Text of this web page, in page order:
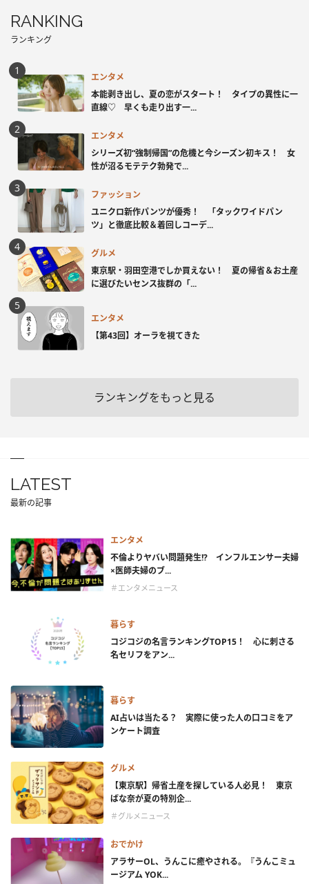
RANKING
ランキング
エンタメ
本能剥き出し、夏の恋がスタート！ タイプの異性に一
直線♡ 早くも走り出す一...
エンタメ
シリーズ初“強制帰国”の危機と今シーズン初キス！ 女
性が沼るモテテク勃発で...
ファッション
ユニクロ新作パンツが優秀！ 「タックワイドパン
ツ」と徹底比較＆着回しコーデ...
グルメ
東京駅・羽田空港でしか買えない！ 夏の帰省＆お土産
に選びたいセンス抜群の「...
エンタメ
【第43回】オーラを視てきた
ランキングをもっと見る
LATEST
最新の記事
エンタメ
不倫よりヤバい問題発生!? インフルエンサー夫婦
×医師夫婦のブ...
＃エンタメニュース
暮らす
コジコジの名言ランキングTOP15！ 心に刺さる
名セリフをアン...
暮らす
AI占いは当たる？ 実際に使った人の口コミをア
ンケート調査
グルメ
【東京駅】帰省土産を探している人必見！ 東京
ばな奈が夏の特別企...
＃グルメニュース
おでかけ
アラサーOL、うんこに癒やされる。『うんこミュ
ージアム YOK...